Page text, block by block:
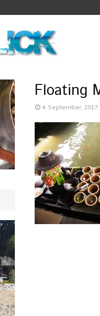
Floating
4. September, 2017